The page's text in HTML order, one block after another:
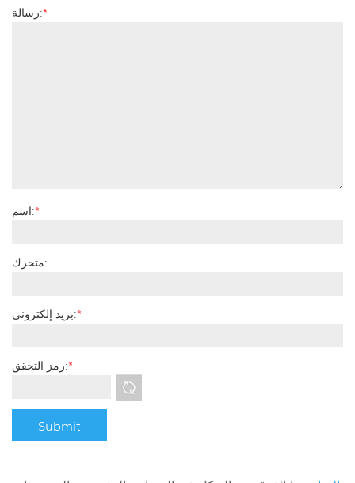
رسالة:*
اسم:*
متحرك:
بريد إلكتروني:*
رمز التحقق:*